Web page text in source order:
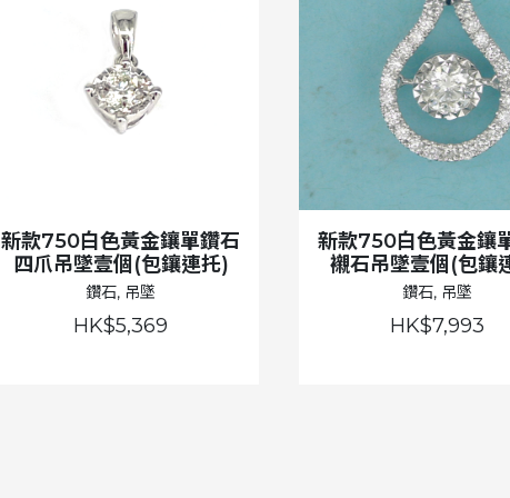
新款750白色黃金鑲單鑽石
四爪吊墜壹個(包鑲連托)
鑽石, 吊墜
HK$5,369
新款750白色黃金鑲
襯石吊墜壹個(包鑲
鑽石, 吊墜
HK$7,993